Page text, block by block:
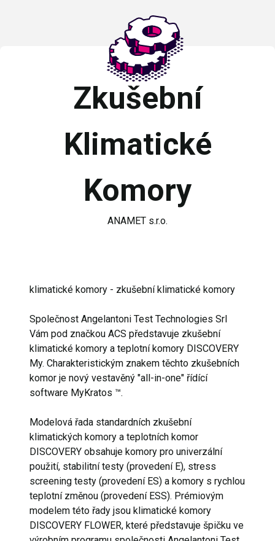
Zkušební
Klimatické
Komory
ANAMET s.r.o.
klimatické komory - zkušební klimatické komory
Společnost Angelantoni Test Technologies Srl
Vám pod značkou ACS představuje zkušební
klimatické komory a teplotní komory DISCOVERY
My. Charakteristickým znakem těchto zkušebních
komor je nový vestavěný "all-in-one" řídící
software MyKratos ™.
Modelová řada standardních zkušební
klimatických komory a teplotních komor
DISCOVERY obsahuje komory pro univerzální
použití, stabilitní testy (provedení E), stress
screening testy (provedení ES) a komory s rychlou
teplotní změnou (provedení ESS). Prémiovým
modelem této řady jsou klimatické komory
DISCOVERY FLOWER, které představuje špičku ve